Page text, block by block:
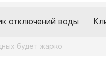
отключений воды
будет жарко